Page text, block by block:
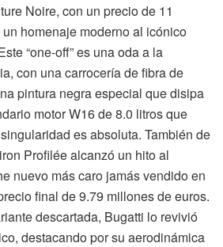
Noire, con un precio de 11
homenaje moderno al icónico
“one-off” es una oda a la
con una carrocería de fibra de
pintura negra especial que disipa
motor W16 de 8.0 litros que
es absoluta. También de
Profilée alcanzó un hito al
nuevo más caro jamás vendido en
final de 9.79 millones de euros.
descartada, Bugatti lo revivió
destacando por su aerodinámica